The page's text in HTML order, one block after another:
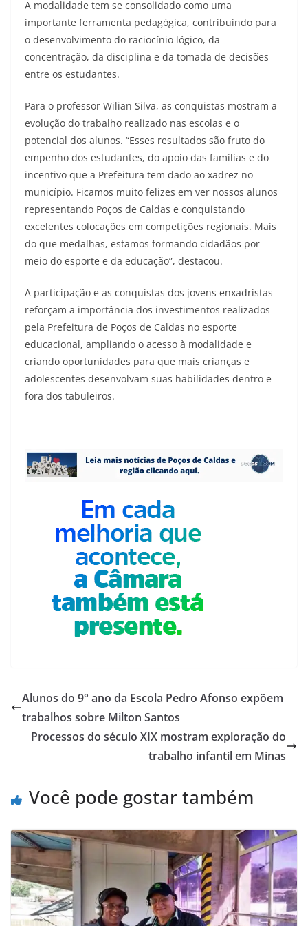
A modalidade tem se consolidado como uma
importante ferramenta pedagógica, contribuindo para
o desenvolvimento do raciocínio lógico, da
concentração, da disciplina e da tomada de decisões
entre os estudantes.
Para o professor Wilian Silva, as conquistas mostram a
evolução do trabalho realizado nas escolas e o
potencial dos alunos. “Esses resultados são fruto do
empenho dos estudantes, do apoio das famílias e do
incentivo que a Prefeitura tem dado ao xadrez no
município. Ficamos muito felizes em ver nossos alunos
representando Poços de Caldas e conquistando
excelentes colocações em competições regionais. Mais
do que medalhas, estamos formando cidadãos por
meio do esporte e da educação”, destacou.
A participação e as conquistas dos jovens enxadristas
reforçam a importância dos investimentos realizados
pela Prefeitura de Poços de Caldas no esporte
educacional, ampliando o acesso à modalidade e
criando oportunidades para que mais crianças e
adolescentes desenvolvam suas habilidades dentro e
fora dos tabuleiros.
Alunos do 9° ano da Escola Pedro Afonso expõem
trabalhos sobre Milton Santos
Processos do século XIX mostram exploração do
trabalho infantil em Minas
Você pode gostar também